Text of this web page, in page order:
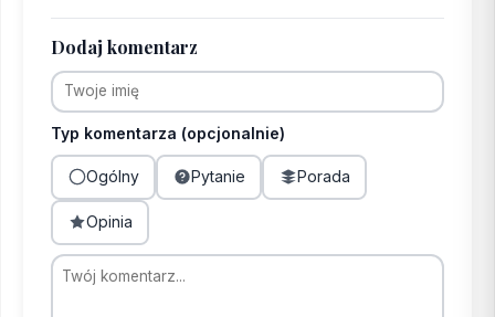
Dodaj komentarz
Typ komentarza (opcjonalnie)
Ogólny Pytanie Porada
Opinia